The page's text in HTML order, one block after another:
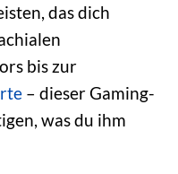
das dich
bis zur
– dieser Gaming-
was du ihm